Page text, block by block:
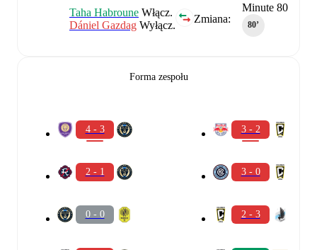
Minute 80
80‎’‎
Zmiana:
Taha Habroune Włącz.
Dániel Gazdag Wyłącz.
Forma zespołu
4 - 3
2 - 1
0 - 0
3 - 2
3 - 0
2 - 3